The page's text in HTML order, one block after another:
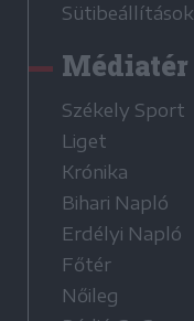
Sütibeállítások
Médiatér
Székely Sport
Liget
Krónika
Bihari Napló
Erdélyi Napló
Főtér
Nőileg